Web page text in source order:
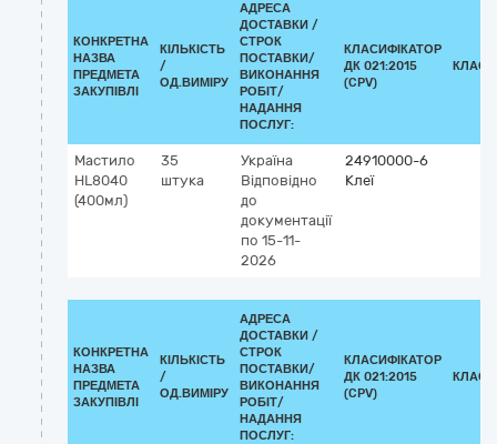
КОНКРЕТНА
НАЗВА
ПРЕДМЕТА
ЗАКУПІВЛІ
КІЛЬКІСТЬ
/
ОД.ВИМІРУ
АДРЕСА
ДОСТАВКИ /
СТРОК
ПОСТАВКИ/
ВИКОНАННЯ
РОБІТ/
НАДАННЯ
ПОСЛУГ:
КЛАСИФІКАТОР
ДК 021:2015
(CPV)
Мастило
HL8040
(400мл)
35
штука
Україна
Відповідно
до
документації
по 15-11-
2026
24910000-6
Клеї
КОНКРЕТНА
НАЗВА
ПРЕДМЕТА
ЗАКУПІВЛІ
КІЛЬКІСТЬ
/
ОД.ВИМІРУ
АДРЕСА
ДОСТАВКИ /
СТРОК
ПОСТАВКИ/
ВИКОНАННЯ
РОБІТ/
НАДАННЯ
ПОСЛУГ:
КЛАСИФІКАТОР
ДК 021:2015
(CPV)